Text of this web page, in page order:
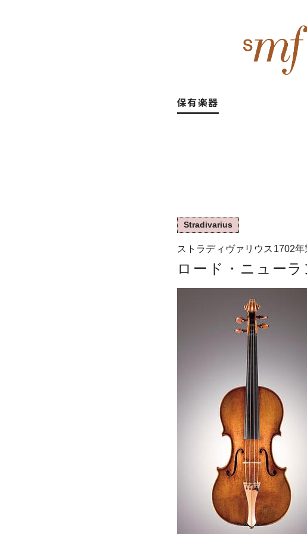
保有楽器
Stradivarius
ストラディヴァリウス1702
ロード・ニューラ